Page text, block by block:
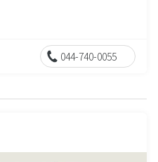
044-740-0055